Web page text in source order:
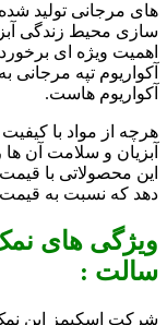
های مرجانی تولید
سازی محیط زندگی
اهمیت ویژه ای
آکواریوم تپه مرجانی
آکواریوم هاست.
هرچه از مواد با
آبزیان و سلامت آن
این محصولاتی با
دهد که نسبت به قیمت
ویژگی های
سالت :
شرکت اسکیمز این